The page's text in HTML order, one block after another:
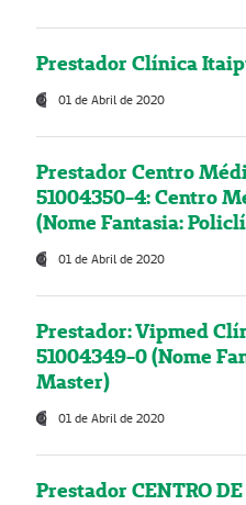
Prestador Clínica
01 de Abril de 2020
Prestador Centro
51004350-4: Centro
(Nome Fantasia:
01 de Abril de 2020
Prestador: Vipmed
51004349-0 (Nome
Master)
01 de Abril de 2020
Prestador CENTRO